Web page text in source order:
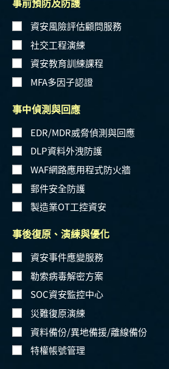
資安風險評估顧問服務
社交工程演練
資安教育訓練課程
MFA多因子認證
事中偵測與回應
EDR/MDR威脅偵測與回應
DLP資料外洩防護
WAF網路應用程式防火牆
郵件安全防護
製造業OT工控資安
事後復原、演練與優化
資安事件應變服務
勒索病毒解密方案
SOC資安監控中心
災難復原演練
資料備份/異地備援/離線備份
特權帳號管理